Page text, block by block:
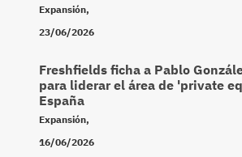
Expansión,
23/06/2026
Freshfields ficha a Pablo
para liderar el área de 'private
España
Expansión,
16/06/2026